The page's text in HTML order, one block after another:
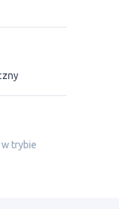
trybie